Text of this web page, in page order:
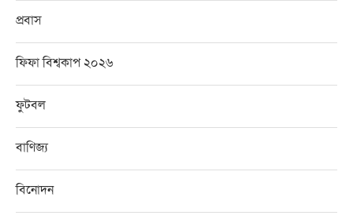
প্রবাস
ফিফা বিশ্বকাপ ২০২৬
ফুটবল
বাণিজ্য
বিনোদন